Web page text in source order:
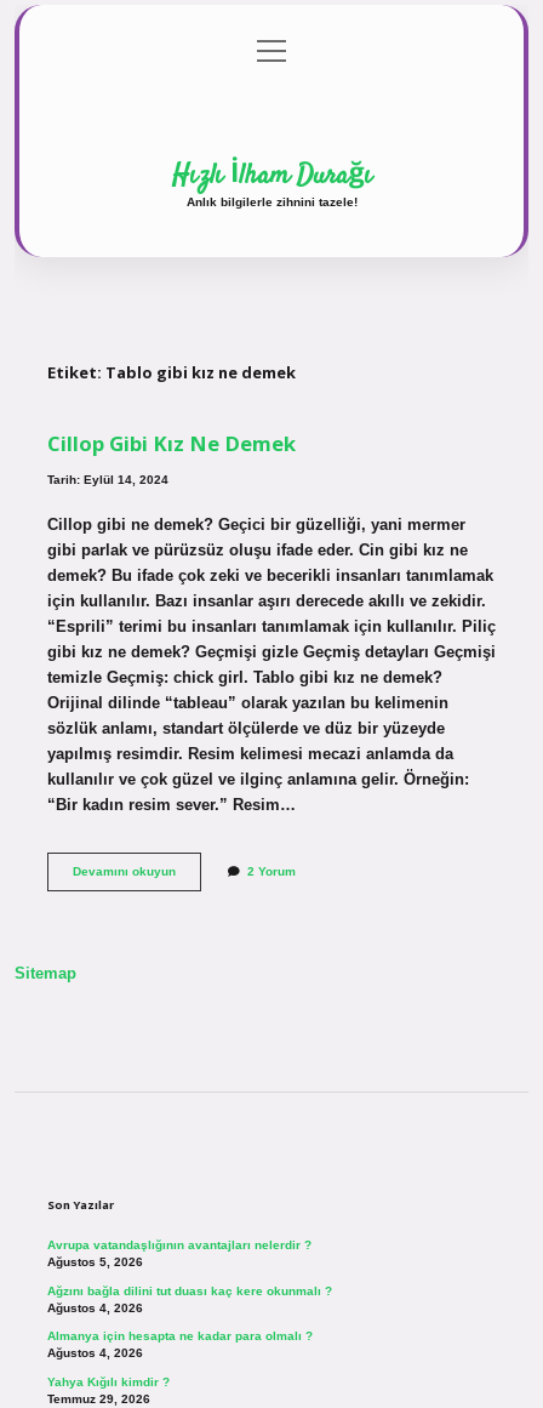
Gizlilik Politikası
menüyü
aç
Hızlı İlham Durağı
Anlık bilgilerle zihnini tazele!
Etiket: Tablo gibi kız ne demek
Cillop Gibi Kız Ne Demek
Tarih: Eylül 14, 2024
Cillop gibi ne demek? Geçici bir güzelliği, yani mermer
gibi parlak ve pürüzsüz oluşu ifade eder. Cin gibi kız ne
demek? Bu ifade çok zeki ve becerikli insanları tanımlamak
için kullanılır. Bazı insanlar aşırı derecede akıllı ve zekidir.
“Esprili” terimi bu insanları tanımlamak için kullanılır. Piliç
gibi kız ne demek? Geçmişi gizle Geçmiş detayları Geçmişi
temizle Geçmiş: chick girl. Tablo gibi kız ne demek?
Orijinal dilinde “tableau” olarak yazılan bu kelimenin
sözlük anlamı, standart ölçülerde ve düz bir yüzeyde
yapılmış resimdir. Resim kelimesi mecazi anlamda da
kullanılır ve çok güzel ve ilginç anlamına gelir. Örneğin:
“Bir kadın resim sever.” Resim…
Devamını okuyunCillop
2 Yorum
Sitemap
Son Yazılar
Avrupa vatandaşlığının avantajları nelerdir ?
Ağustos 5, 2026
Ağzını bağla dilini tut duası kaç kere okunmalı ?
Ağustos 4, 2026
Almanya için hesapta ne kadar para olmalı ?
Ağustos 4, 2026
Yahya Kığılı kimdir ?
Temmuz 29, 2026